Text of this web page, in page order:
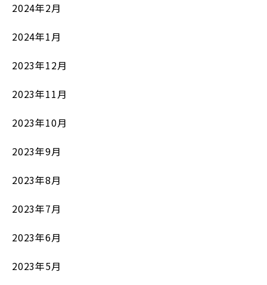
2024年2月
2024年1月
2023年12月
2023年11月
2023年10月
2023年9月
2023年8月
2023年7月
2023年6月
2023年5月